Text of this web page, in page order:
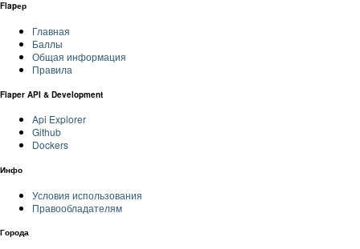
Flapер
Главная
Баллы
Общая информация
Правила
Flaper API & Development
Api Explorer
Github
Dockers
Инфо
Условия использования
Правообладателям
Города